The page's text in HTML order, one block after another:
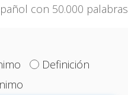
con 50.000 palabras
Definición